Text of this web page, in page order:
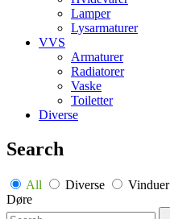
Lamper
Lysarmaturer
VVS
Armaturer
Radiatorer
Vaske
Toiletter
Diverse
Search
All Diverse Vinduer
Døre